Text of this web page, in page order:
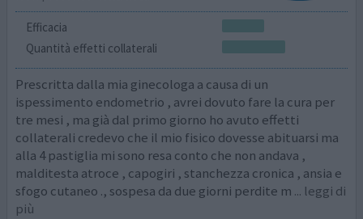
Efficacia
Quantità effetti collaterali
Prescritta dalla mia ginecologa a causa di un
ispessimento endometrio , avrei dovuto fare la cura per
tre mesi , ma già dal primo giorno ho avuto effetti
collaterali credevo che il mio fisico dovesse abituarsi ma
alla 4 pastiglia mi sono resa conto che non andava ,
malditesta atroce , capogiri , stanchezza cronica , ansia e
sfogo cutaneo ., sospesa da due giorni perdite m ... leggi di
più